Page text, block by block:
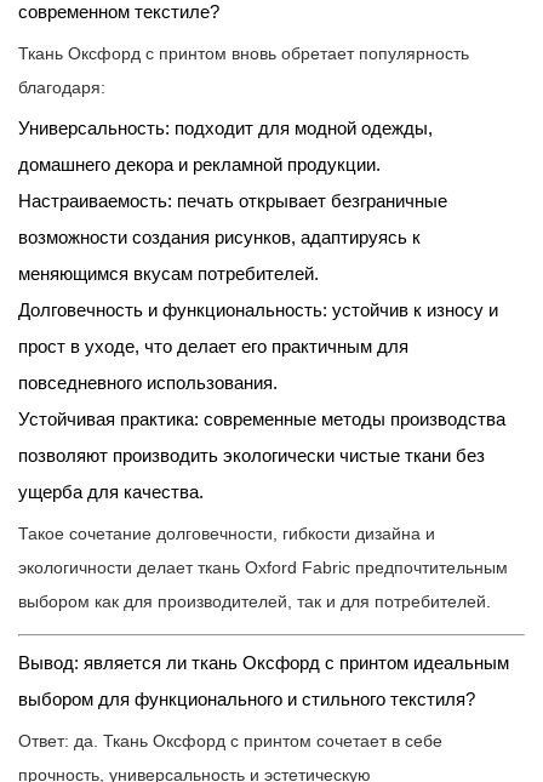
современном текстиле?
Ткань Оксфорд с принтом вновь обретает популярность
благодаря:
Универсальность: подходит для модной одежды,
домашнего декора и рекламной продукции.
Настраиваемость: печать открывает безграничные
возможности создания рисунков, адаптируясь к
меняющимся вкусам потребителей.
Долговечность и функциональность: устойчив к износу и
прост в уходе, что делает его практичным для
повседневного использования.
Устойчивая практика: современные методы производства
позволяют производить экологически чистые ткани без
ущерба для качества.
Такое сочетание долговечности, гибкости дизайна и
экологичности делает ткань Oxford Fabric предпочтительным
выбором как для производителей, так и для потребителей.
Вывод: является ли ткань Оксфорд с принтом идеальным
выбором для функционального и стильного текстиля?
Ответ: да. Ткань Оксфорд с принтом сочетает в себе
прочность, универсальность и эстетическую